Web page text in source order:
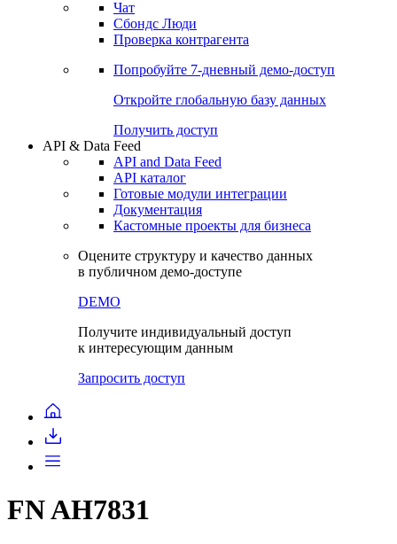
Чат
Сбондс Люди
Проверка контрагента
Попробуйте 7-дневный демо-доступ
Откройте глобальную базу данных
Получить доступ
API & Data Feed
API and Data Feed
API каталог
Готовые модули интеграции
Документация
Кастомные проекты для бизнеса
Оцените структуру и качество данных
в публичном демо-доступе
DEMO
Получите индивидуальный доступ
к интересующим данным
Запросить доступ
FN AH7831